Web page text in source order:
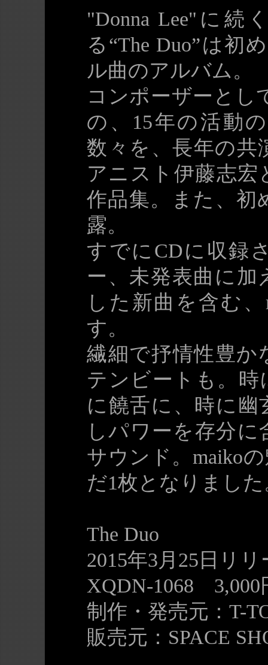
"Donna Lee"に続
る“The Duo”は初
ル曲のアルバム。
コンポーザーとし
の、15年の活動
数々を、長年の共
アニスト伊藤志
作品集。また、初
露。
すでにCDに収録
ー、未発表曲に
した新曲を含む
す。
繊細で抒情性豊か
テンビートも。時
に饒舌に、時に
しパワーを存分
サウンド。maiko
だ1枚となりました
The Duo
2015年3月25日リリ
XQDN-1068 3,000
制作・発売元：T-
販売元：SPACE